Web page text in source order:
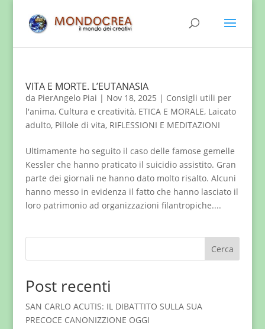
VITA E MORTE. L’EUTANASIA
da PierAngelo Piai | Nov 18, 2025 | Consigli utili per
l'anima, Cultura e creatività, ETICA E MORALE, Laicato
adulto, Pillole di vita, RIFLESSIONI E MEDITAZIONI
Ultimamente ho seguito il caso delle famose gemelle
Kessler che hanno praticato il suicidio assistito. Gran
parte dei giornali ne hanno dato molto risalto. Alcuni
hanno messo in evidenza il fatto che hanno lasciato il
loro patrimonio ad organizzazioni filantropiche....
Cerca
Post recenti
SAN CARLO ACUTIS: IL DIBATTITO SULLA SUA
PRECOCE CANONIZZIONE OGGI